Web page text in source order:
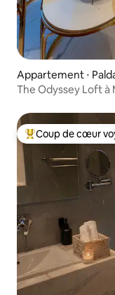
Appartement ⋅
The Odyssey Loft à
Coups de cœur
Coup de cœur